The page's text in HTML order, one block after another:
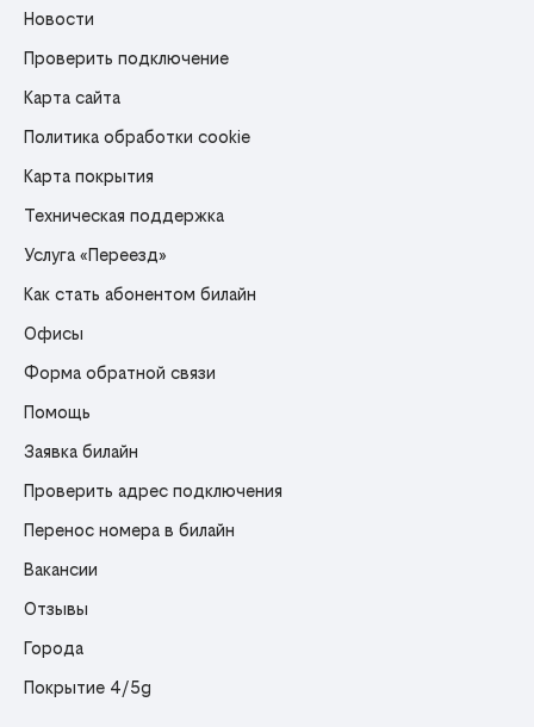
Новости
Проверить подключение
Карта сайта
Политика обработки cookie
Карта покрытия
Техническая поддержка
Услуга «Переезд»
Как стать абонентом билайн
Офисы
Форма обратной связи
Помощь
Заявка билайн
Проверить адрес подключения
Перенос номера в билайн
Вакансии
Отзывы
Города
Покрытие 4/5g